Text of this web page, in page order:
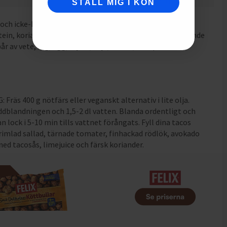
icke-EU), spiskummin, lök, salt, socker, vitlök,
koriander, chili 1 %, arom, ingefära, surhetsreglerande
av vete, råg, ägg, mjölk, soja, selleri, senap och
Fräs 400 g nötfärs eller veganskt alternativ i lite olja.
och 1,5-2 dl vatten. Blanda ordentligt och
lock i 5-10 min tills vattnet förångats. Fyll dina tacos
sallad, tärnade tomater, finhackad rödlök, avokado
tacosås, limejuice och färsk koriander.
STÄLL MIG I KÖN